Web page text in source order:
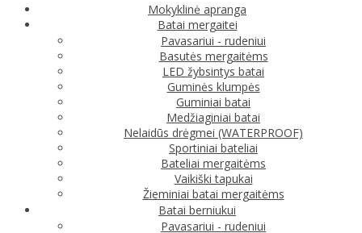
Mokyklinė apranga
Batai mergaitei
Pavasariui - rudeniui
Basutės mergaitėms
LED žybsintys batai
Guminės klumpės
Guminiai batai
Medžiaginiai batai
Nelaidūs drėgmei (WATERPROOF)
Sportiniai bateliai
Bateliai mergaitėms
Vaikiški tapukai
Žieminiai batai mergaitėms
Batai berniukui
Pavasariui - rudeniui